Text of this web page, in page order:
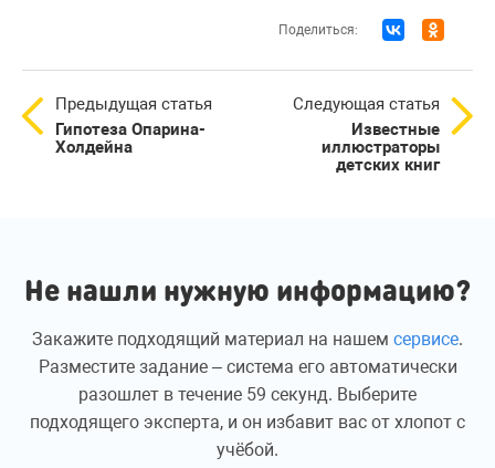
Поделиться:
Предыдущая статья
Гипотеза Опарина-
Холдейна
Следующая статья
Известные
иллюстраторы
детских книг
Не нашли нужную информацию?
Закажите подходящий материал на нашем сервисе.
Разместите задание – система его автоматически
разошлет в течение 59 секунд. Выберите
подходящего эксперта, и он избавит вас от хлопот с
учёбой.